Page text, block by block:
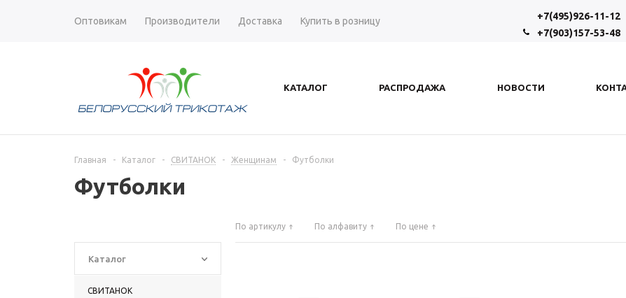
Оптовикам Производители Доставка Купить в розницу
+7(495)926-11-12
+7(903)157-53-48
КАТАЛОГ РАСПРОДАЖА НОВОСТИ
Главная - Каталог - СВИТАНОК - Женщинам - Футболки
Футболки
Каталог
СВИТАНОК
По артикулу По алфавиту По цене